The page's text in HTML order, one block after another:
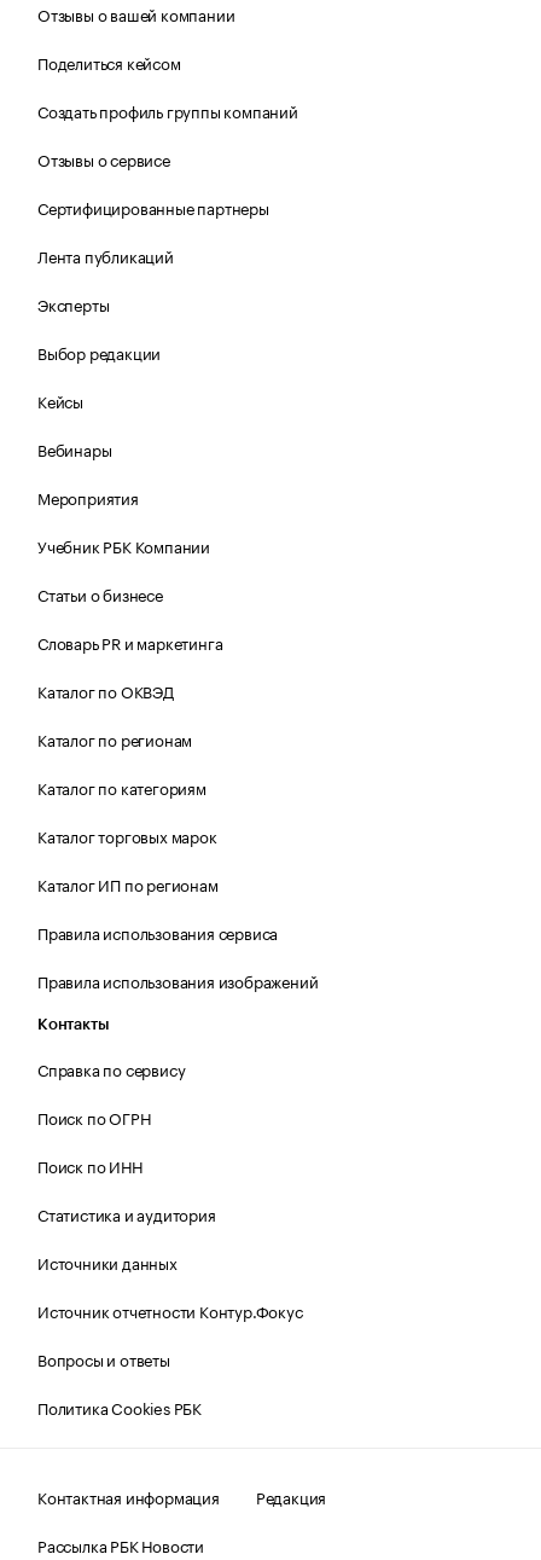
Отзывы о вашей компании
Поделиться кейсом
Создать профиль группы компаний
Отзывы о сервисе
Сертифицированные партнеры
Лента публикаций
Эксперты
Выбор редакции
Кейсы
Вебинары
Мероприятия
Учебник РБК Компании
Статьи о бизнесе
Словарь PR и маркетинга
Каталог по ОКВЭД
Каталог по регионам
Каталог по категориям
Каталог торговых марок
Каталог ИП по регионам
Правила использования сервиса
Правила использования изображений
Контакты
Справка по сервису
Поиск по ОГРН
Поиск по ИНН
Статистика и аудитория
Источники данных
Источник отчетности Контур.Фокус
Вопросы и ответы
Политика Cookies РБК
Контактная информация
Редакция
Рассылка РБК Новости